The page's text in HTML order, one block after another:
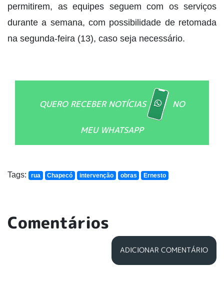
permitirem, as equipes seguem com os serviços
durante a semana, com possibilidade de retomada
na segunda-feira (13), caso seja necessário.
QUERO RECEBER NOTÍCIAS NO
MEU WHATSAPP
Tags: rua Chapecó intervenção obras Ernesto
Comentários
ADICIONAR COMENTÁRIO